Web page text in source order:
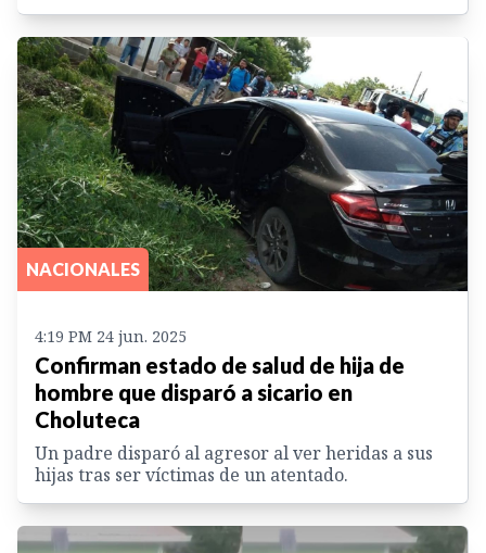
NACIONALES
4:19 PM 24 jun. 2025
Confirman estado de salud de hija de
hombre que disparó a sicario en
Choluteca
Un padre disparó al agresor al ver heridas a sus
hijas tras ser víctimas de un atentado.